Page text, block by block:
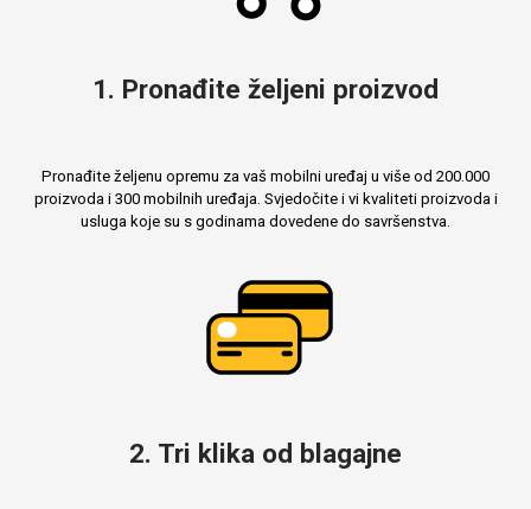
1. Pronađite željeni proizvod
Pronađite željenu opremu za vaš mobilni uređaj u više od 200.000
proizvoda i 300 mobilnih uređaja. Svjedočite i vi kvaliteti proizvoda i
usluga koje su s godinama dovedene do savršenstva.
2. Tri klika od blagajne